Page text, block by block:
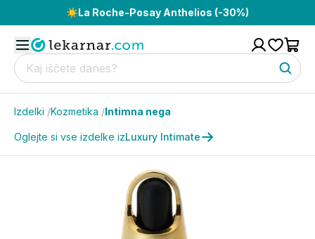
☀️La Roche-Posay Anthelios (-30%)
Izdelki /Kozmetika /Intimna nega
Oglejte si vse izdelke izLuxury Intimate